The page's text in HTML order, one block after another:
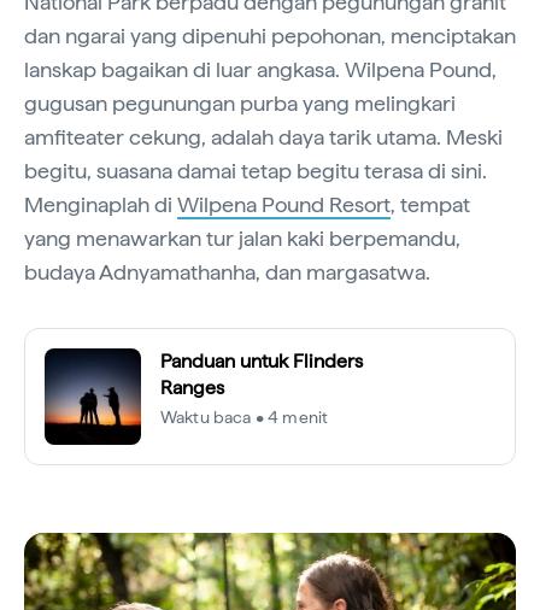
dan ngarai yang dipenuhi pepohonan, menciptakan
lanskap bagaikan di luar angkasa. Wilpena Pound,
gugusan pegunungan purba yang melingkari
amfiteater cekung, adalah daya tarik utama. Meski
begitu, suasana damai tetap begitu terasa di sini.
Menginaplah di Wilpena Pound Resort, tempat
yang menawarkan tur jalan kaki berpemandu,
budaya Adnyamathanha, dan margasatwa.
Panduan untuk Flinders
Ranges
Waktu baca • 4 menit